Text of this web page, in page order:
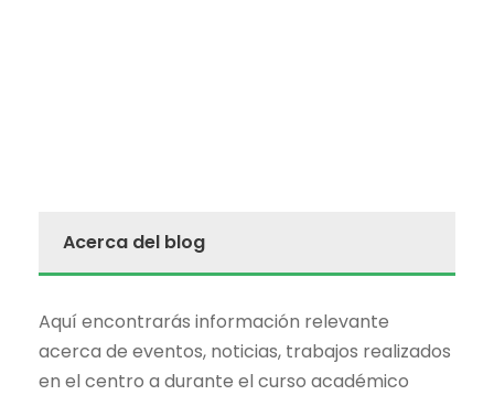
Acerca del blog
Aquí encontrarás información relevante
acerca de eventos, noticias, trabajos realizados
en el centro a durante el curso académico